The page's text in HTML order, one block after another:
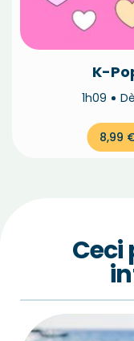
K-
1h09
8,99
Ceci